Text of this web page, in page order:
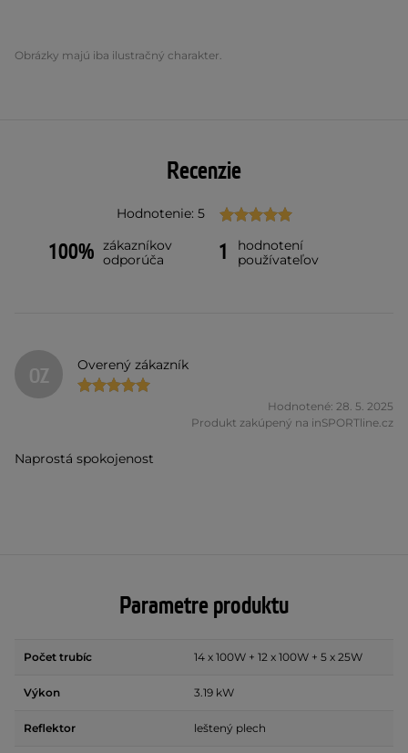
Obrázky majú iba ilustračný charakter.
Recenzie
Hodnotenie: 5
100% zákazníkov
odporúča
1
hodnotení
používateľov
OZ Overený zákazník
Hodnotené: 28. 5. 2025
Produkt zakúpený na inSPORTline.cz
Naprostá spokojenost
Parametre produktu
Počet trubíc 14 x 100W + 12 x 100W + 5 x 25W
Výkon 3.19 kW
Reflektor leštený plech